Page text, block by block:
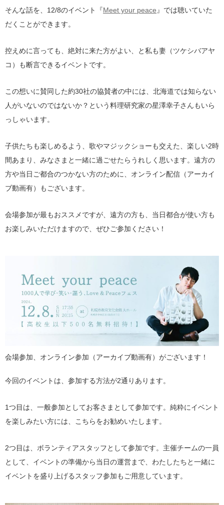
そんな話を、12/8のイベント『Meet your peace 』では聴いていた
だくことができます。
控えめに言っても、絶対に来た方がよい、と私も妻（ツケシバアヤ
コ）も断言できるイベントです。
この想いに賛同した約30社の協賛者の中には、北海道では知らない
人がいないのではないか？という料理研究家の星澤幸子さんもいら
っしゃいます。
子供たちも楽しめるよう、歌やマジックショーも交えた、楽しい2時
間あまり、みなさまと一緒に過ごせたらうれしく思います。遠方の
方や当日ご都合のつかない方のために、オンライン配信（アーカイ
ブ動画有）もございます。
会場参加が最もおススメですが、遠方の方も、当日都合が使い方も
お楽しみいただけますので、ぜひご参加ください！
会場参加、オンライン参加（アーカイブ動画有）がございます！
今回のイベントは、参加する方法が2通りあります。
1つ目は、一般参加としてお客さまとして参加です。純粋にイベント
を楽しみたい方には、こちらをお勧めいたします。
2つ目は、ボランティアスタッフとして参加です。主催チームの一員
として、イベントの準備から当日の運営まで、わたしたちと一緒に
イベントを盛り上げるスタッフ参加もご用意しています。